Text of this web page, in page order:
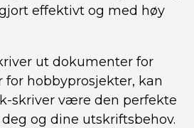
effektivt og med høy
ut dokumenter for
for hobbyprosjekter, kan
skriver være den perfekte
og dine utskriftsbehov.